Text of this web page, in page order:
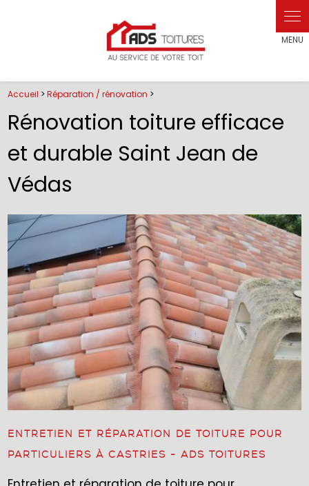
Accueil >Réparation / rénovation >
Rénovation toiture efficace
et durable Saint Jean de
Védas
ENTRETIEN ET RÉPARATION DE TOITURE POUR
PARTICULIERS À CASTRIES - ADS TOITURES